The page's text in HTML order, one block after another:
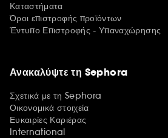
Καταστήματα
Όροι επιστροφής προϊόντων
Έντυπο Επιστροφής - Υπαναχώρησης
Ανακαλύψτε τη Sephora
Σχετικά με τη Sephora
Οικονομικά στοιχεία
Ευκαιρίες Καριέρας
International